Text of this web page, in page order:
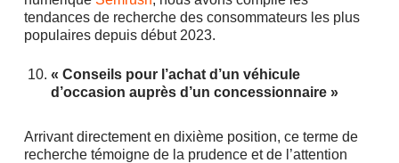
tendances de recherche des consommateurs les plus
populaires depuis début 2023.
« Conseils pour l’achat d’un véhicule
d’occasion auprès d’un concessionnaire »
Arrivant directement en dixième position, ce terme de
recherche témoigne de la prudence et de l’attention